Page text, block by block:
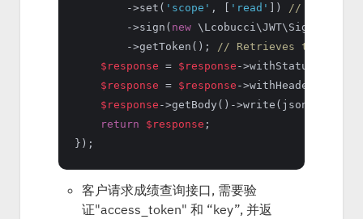
        ->set(
'scope' , [ 'read' ]) //
        ->sign(
new
        ->getToken();
// Retrieves the
$response = $response ->withStatus(
$response = $response ->withHeader(
$response ->getBody()-
return
$response ;
客户请求成绩查询接口, 需要验
证"access_token" 和 “key”, 并返